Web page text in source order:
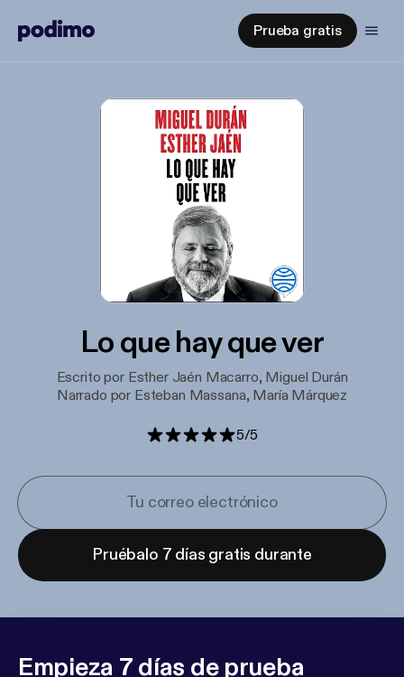
Prueba gratis
Lo que hay que ver
Escrito por Esther Jaén Macarro, Miguel Durán
Narrado por Esteban Massana, María Márquez
5/5
Pruébalo 7 días gratis durante
Empieza 7 días de prueba